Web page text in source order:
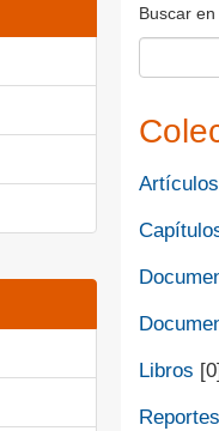
Buscar
Artículos
Libros